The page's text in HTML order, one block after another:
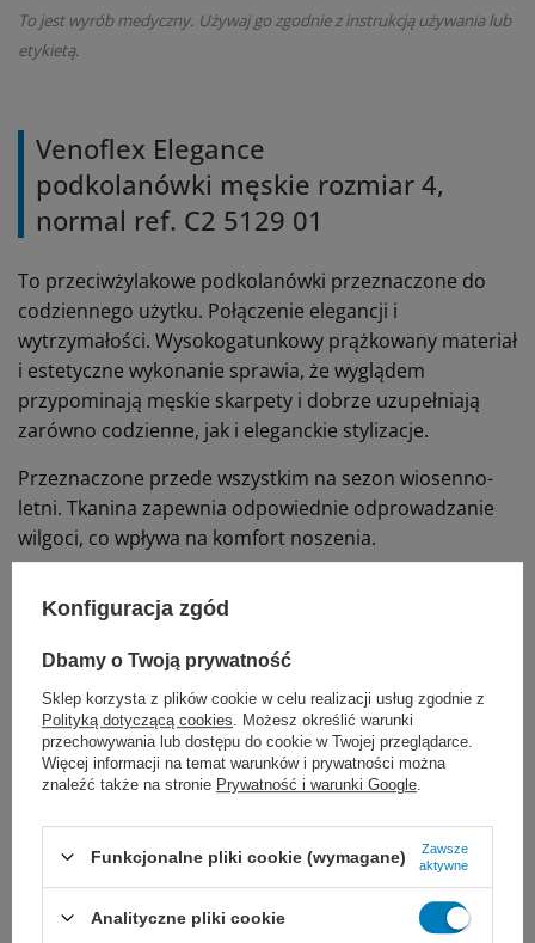
To jest wyrób medyczny. Używaj go zgodnie z instrukcją używania lub
etykietą.
Venoflex Elegance
podkolanówki męskie rozmiar 4,
normal ref. C2 5129 01
To przeciwżylakowe podkolanówki przeznaczone do
codziennego użytku. Połączenie elegancji i
wytrzymałości. Wysokogatunkowy prążkowany materiał
i estetyczne wykonanie sprawia, że wyglądem
przypominają męskie skarpety i dobrze uzupełniają
zarówno codzienne, jak i eleganckie stylizacje.
Przeznaczone przede wszystkim na sezon wiosenno-
letni. Tkanina zapewnia odpowiednie odprowadzanie
wilgoci, co wpływa na komfort noszenia.
przeciwdziałania wystąpieniu niewydolności żylnej.
Uniwersalne, odpowiednie dla rozmiaru buta 38-46
Informacje o produkcie:
skład: 76% poliamid, 24% elastan
kompresja II stopnia: 20-36 mmHg
kolor: szare
długość od podłogi do dołu kolana
mierzone od strony wewnętrznej
D <44cm
Konfiguracja zgód
Dbamy o Twoją prywatność
Sklep korzysta z plików cookie w celu realizacji usług zgodnie z
Polityką dotyczącą cookies . Możesz określić warunki
przechowywania lub dostępu do cookie w Twojej przeglądarce.
Więcej informacji na temat warunków i prywatności można
znaleźć także na stronie Prywatność i warunki Google
Funkcjonalne pliki cookie (wymagane)
Zawsze
aktywne
Analityczne pliki cookie